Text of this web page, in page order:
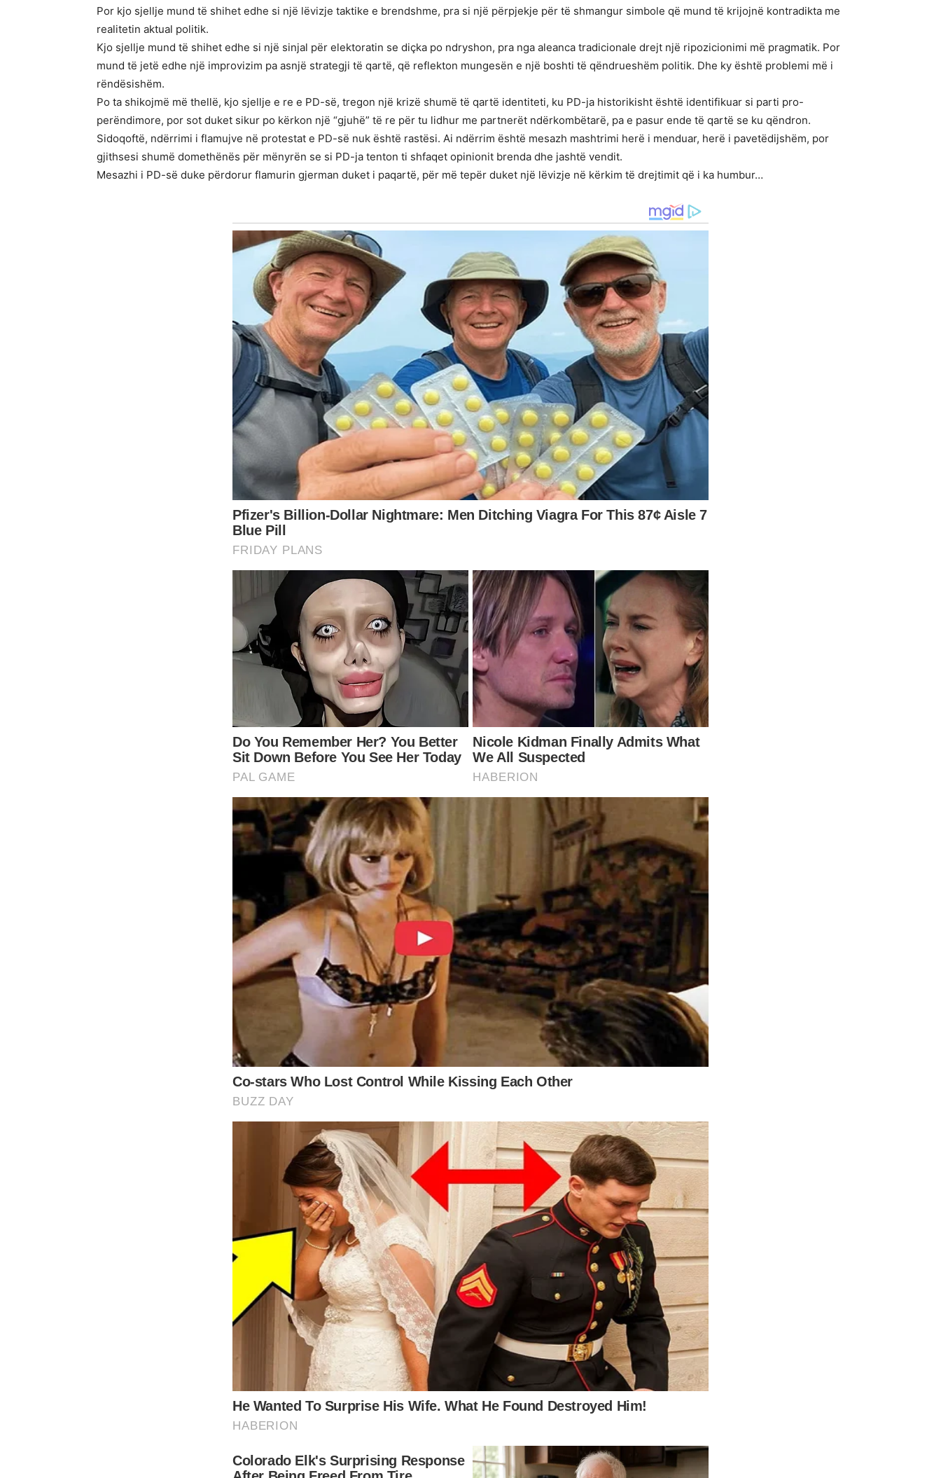
Por kjo sjellje mund të shihet edhe si një lëvizje taktike e brendshme, pra si një përpjekje për të shmangur simbole që mund të krijojnë kontradikta me
realitetin aktual politik.
Kjo sjellje mund të shihet edhe si një sinjal për elektoratin se diçka po ndryshon, pra nga aleanca tradicionale drejt një ripozicionimi më pragmatik. Por
mund të jetë edhe një improvizim pa asnjë strategji të qartë, që reflekton mungesën e një boshti të qëndrueshëm politik. Dhe ky është problemi më i
rëndësishëm.
Po ta shikojmë më thellë, kjo sjellje e re e PD-së, tregon një krizë shumë të qartë identiteti, ku PD-ja historikisht është identifikuar si parti pro-
perëndimore, por sot duket sikur po kërkon një “gjuhë” të re për tu lidhur me partnerët ndërkombëtarë, pa e pasur ende të qartë se ku qëndron.
Sidoqoftë, ndërrimi i flamujve në protestat e PD-së nuk është rastësi. Ai ndërrim është mesazh mashtrimi herë i menduar, herë i pavetëdijshëm, por
gjithsesi shumë domethënës për mënyrën se si PD-ja tenton ti shfaqet opinionit brenda dhe jashtë vendit.
Mesazhi i PD-së duke përdorur flamurin gjerman duket i paqartë, për më tepër duket një lëvizje në kërkim të drejtimit që i ka humbur…